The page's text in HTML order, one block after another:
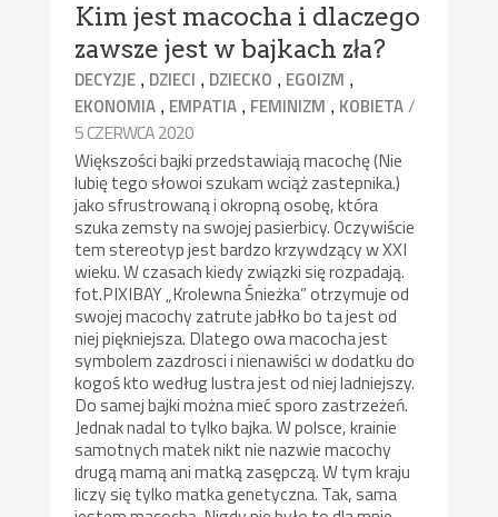
Kim jest macocha i dlaczego
zawsze jest w bajkach zła?
DECYZJE , DZIECI , DZIECKO , EGOIZM ,
EKONOMIA , EMPATIA , FEMINIZM , KOBIETA/
5 CZERWCA 2020
Większości bajki przedstawiają macochę (Nie
lubię tego słowoi szukam wciąż zastepnika.)
jako sfrustrowaną i okropną osobę, która
szuka zemsty na swojej pasierbicy. Oczywiście
tem stereotyp jest bardzo krzywdzący w XXI
wieku. W czasach kiedy związki się rozpadają.
fot.PIXIBAY „Krolewna Śnieżka” otrzymuje od
swojej macochy zatrute jabłko bo ta jest od
niej piękniejsza. Dlatego owa macocha jest
symbolem zazdrosci i nienawiści w dodatku do
kogoś kto według lustra jest od niej ladniejszy.
Do samej bajki można mieć sporo zastrzeżeń.
Jednak nadal to tylko bajka. W polsce, krainie
samotnych matek nikt nie nazwie macochy
drugą mamą ani matką zasępczą. W tym kraju
liczy się tylko matka genetyczna. Tak, sama